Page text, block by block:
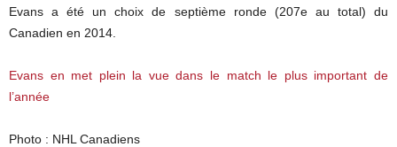
Evans a été un choix de septième ronde (207e au total) du
Canadien en 2014.
Evans en met plein la vue dans le match le plus important de
l’année
Photo : NHL Canadiens